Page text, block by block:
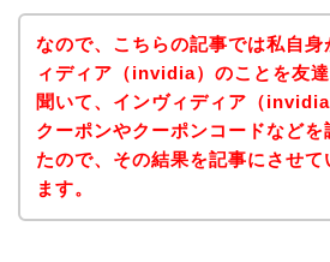
なので、こちらの記事では私自身
ィディア（invidia）のことを友
聞いて、インヴィディア（invidia
クーポンやクーポンコードなどを
たので、その結果を記事にさせて
ます。